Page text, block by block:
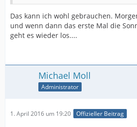
Das kann ich wohl gebrauchen.
und wenn dann das erste Mal die
geht es wieder los....
Michael Moll
Administrator
1. April 2016 um 19:20 Offizieller Beitrag